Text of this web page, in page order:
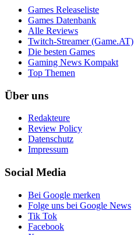
Games Releaseliste
Games Datenbank
Alle Reviews
Twitch-Streamer (Game.AT)
Die besten Games
Gaming News Kompakt
Top Themen
Über uns
Redakteure
Review Policy
Datenschutz
Impressum
Social Media
Bei Google merken
Folge uns bei Google News
Tik Tok
Facebook